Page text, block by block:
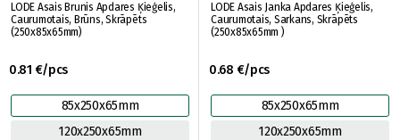
LODE Asais Brunis Apdares Ķieģelis,
Caurumotais, Brūns, Skrāpēts
(250x85x65mm)
0.81 €/pcs
85x250x65mm
120x250x65mm
LODE Asais Janka Apdares Ķieģelis,
Caurumotais, Sarkans, Skrāpēts
(250x85x65mm )
0.68 €/pcs
85x250x65mm
120x250x65mm